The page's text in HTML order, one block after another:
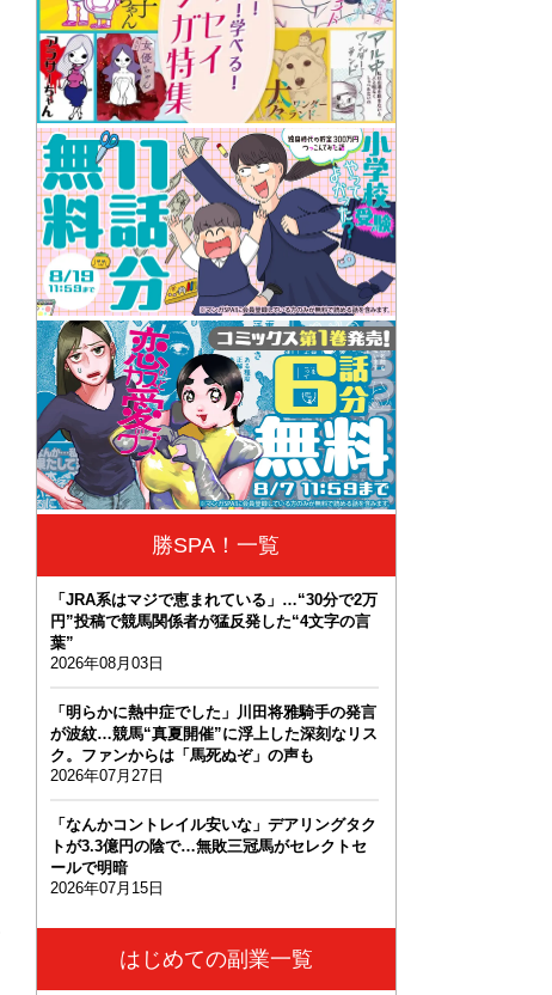
勝SPA！一覧
「JRA系はマジで恵まれている」…“30分で2万
円”投稿で競馬関係者が猛反発した“4文字の言
葉”
2026年08月03日
「明らかに熱中症でした」川田将雅騎手の発言
が波紋…競馬“真夏開催”に浮上した深刻なリス
ク。ファンからは「馬死ぬぞ」の声も
2026年07月27日
「なんかコントレイル安いな」デアリングタク
トが3.3億円の陰で…無敗三冠馬がセレクトセ
ールで明暗
2026年07月15日
はじめての副業一覧